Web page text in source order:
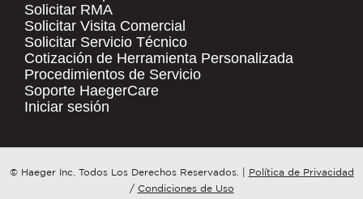
COMPANY NAME*
COUNTRY
REGARDING?*
.
QUICK LINKS
Products
Resources
Contact Us
Tooling Wizard
Solicitar RMA
Solicitar Visita Comercial
Solicitar Servicio Técnico
Cotización de Herramienta Personalizada
Procedimientos de Servicio
Soporte HaegerCare
Iniciar sesión
© Haeger Inc. Todos Los Derechos Reservados.
Política de Privacidad
/ Condiciones de Uso